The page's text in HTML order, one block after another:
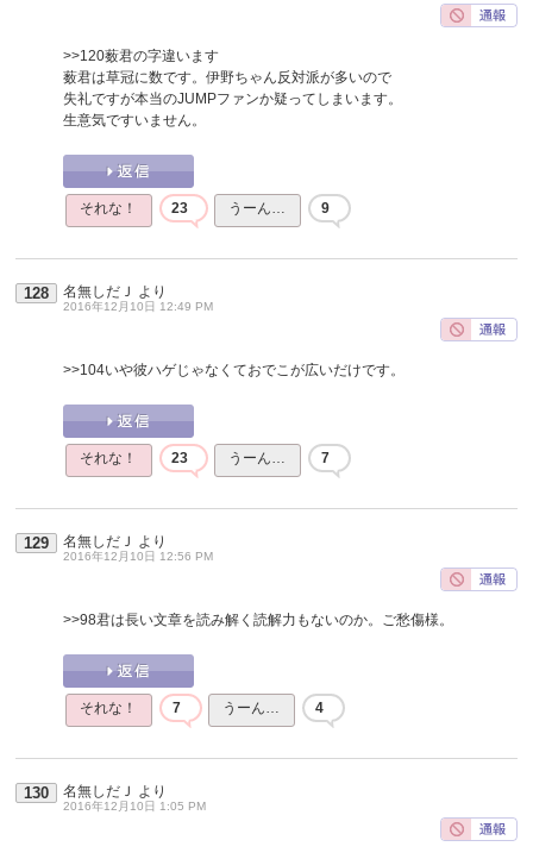
>>120薮君の字違います
薮君は草冠に数です。伊野ちゃん反対派が多いので
失礼ですが本当のJUMPファンか疑ってしまいます。
生意気ですいません。
それな！ 23 うーん… 9
128 名無しだＪ より
2016年12月10日 12:49 PM
>>104いや彼ハゲじゃなくておでこが広いだけです。
それな！ 23 うーん… 7
129 名無しだＪ より
2016年12月10日 12:56 PM
>>98君は長い文章を読み解く読解力もないのか。ご愁傷様。
それな！ 7 うーん… 4
130 名無しだＪ より
2016年12月10日 1:05 PM